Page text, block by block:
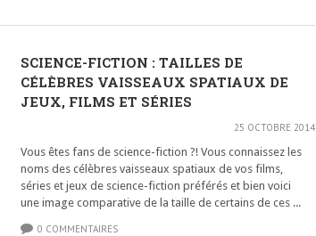
SCIENCE-FICTION : TAILLES DE
CÉLÈBRES VAISSEAUX SPATIAUX DE
JEUX, FILMS ET SÉRIES
25 OCTOBRE 2014
Vous êtes fans de science-fiction ?! Vous connaissez les
noms des célèbres vaisseaux spatiaux de vos films,
séries et jeux de science-fiction préférés et bien voici
une image comparative de la taille de certains de ces ...
0 COMMENTAIRES